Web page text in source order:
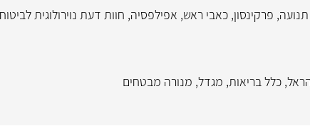
, פרקינסון, כאבי ראש, אפילפסיה, חוות דעת נוירולוגית לביטוח
, כלל בריאות, מגדל, מנורה מבטחים